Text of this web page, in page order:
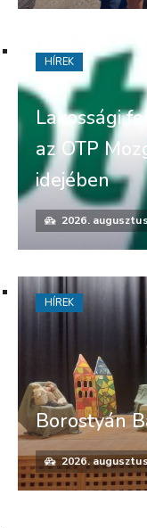
Lakossági
az OTP
idejében
2026.
HÍREK
Borostyán
2026.
HÍREK